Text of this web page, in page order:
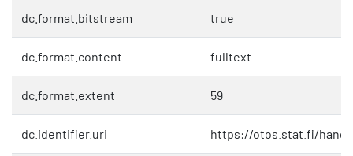
dc.format.bitstream true
dc.format.content fulltext
dc.format.extent 59
dc.identifier.uri https://otos.stat.fi/